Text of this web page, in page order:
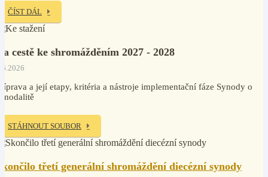
ČÍST DÁL
cestě ke shromážděním 2027 - 2028
a její etapy, kritéria a nástroje implementační fáze Synody o
STÁHNOUT SOUBOR
třetí generální shromáždění diecézní synody